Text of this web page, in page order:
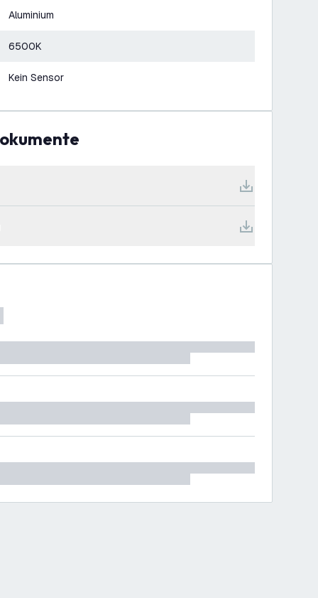
Aluminium
6500K
Kein Sensor